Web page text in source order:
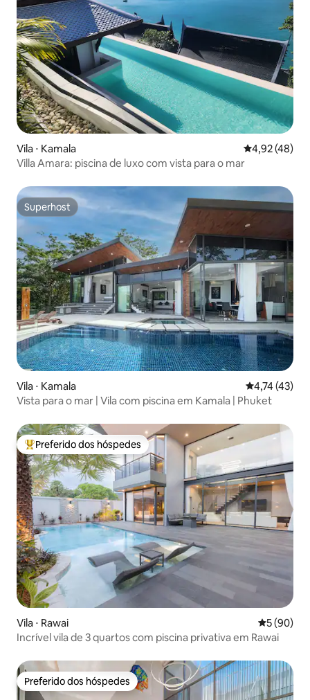
Vila ⋅ Kamala 4,92 de uma
4,92 (48)
Villa Amara: piscina de luxo com vista para o mar
Superhost
Superhost
Vila ⋅ Kamala 4,74 de uma
4,74 (43)
Vista para o mar | Vila com piscina em Kamala | Phuket
Entre os melhores preferidos dos hóspedes
Preferido dos hóspedes
Vila ⋅ Rawai 5 de uma
5 (90)
Incrível vila de 3 quartos com piscina privativa em Rawai
Preferido dos hóspedes
Preferido dos hóspedes